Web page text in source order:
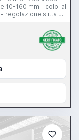
10-160 mm - colpi al
regolazione slitta 70
25 hp -
mm